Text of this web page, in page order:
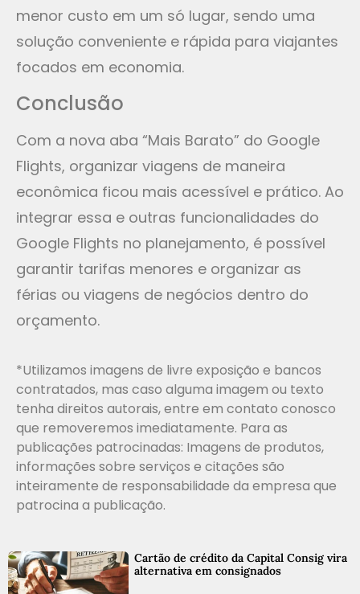
menor custo em um só lugar, sendo uma
solução conveniente e rápida para viajantes
focados em economia.
Conclusão
Com a nova aba “Mais Barato” do Google
Flights, organizar viagens de maneira
econômica ficou mais acessível e prático. Ao
integrar essa e outras funcionalidades do
Google Flights no planejamento, é possível
garantir tarifas menores e organizar as
férias ou viagens de negócios dentro do
orçamento.
*Utilizamos imagens de livre exposição e bancos
contratados, mas caso alguma imagem ou texto
tenha direitos autorais, entre em contato conosco
que removeremos imediatamente. Para as
publicações patrocinadas: Imagens de produtos,
informações sobre serviços e citações são
inteiramente de responsabilidade da empresa que
patrocina a publicação.
Cartão de crédito da Capital Consig vira
alternativa em consignados